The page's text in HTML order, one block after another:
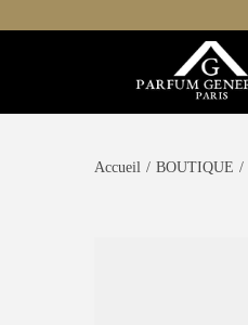
Accueil / BOUTIQUE /